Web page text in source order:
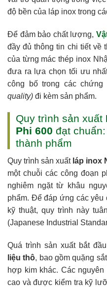
độ bền của láp inox trong
Để đảm bảo chất lượng,
đầy đủ thông tin chi tiết về
của từng mác thép inox
đưa ra lựa chọn tối ưu
công bố trong các
quality) đi kèm sản phẩm.
Quy trình sản xuất
Phi 600 đạt
thành phẩm
Quy trình sản xuất láp inox
một chuỗi các công đoạn
nghiêm ngặt từ khâu
phẩm. Để đáp ứng các
kỹ thuật, quy trình này
(Japanese Industrial
Quá trình sản xuất bắt
liệu thô, bao gồm quặng
hợp kim khác. Các
cao và được kiểm tra kỹ